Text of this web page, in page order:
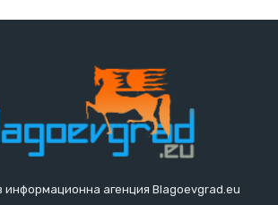
агенция Blagoevgrad.eu